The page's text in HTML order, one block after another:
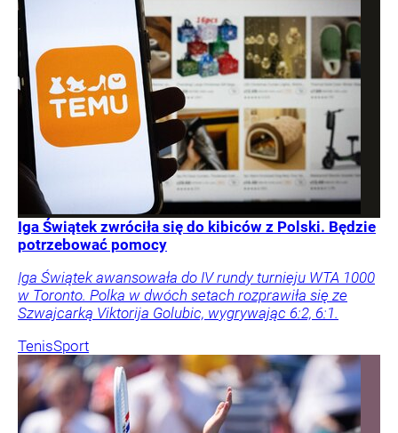
Iga Świątek zwróciła się do kibiców z Polski. Będzie
potrzebować pomocy
Iga Świątek awansowała do IV rundy turnieju WTA 1000
w Toronto. Polka w dwóch setach rozprawiła się ze
Szwajcarką Viktorija Golubic, wygrywając 6:2, 6:1.
TenisSport